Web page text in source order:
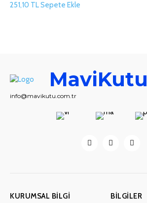
251,10 TLSepete Ekle
MaviKutu
info@mavikutu.com.tr
KURUMSAL BILGI BILGILER